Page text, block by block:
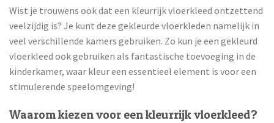
Wist je trouwens ook dat een kleurrijk vloerkleed ontzettend
veelzijdig is? Je kunt deze gekleurde vloerkleden namelijk in
veel verschillende kamers gebruiken. Zo kun je een gekleurd
vloerkleed ook gebruiken als fantastische toevoeging in de
kinderkamer, waar kleur een essentieel element is voor een
stimulerende speelomgeving!
Waarom kiezen voor een kleurrijk vloerkleed?